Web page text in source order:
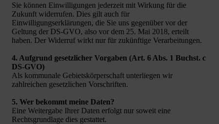
Sie können Einwilligungen jederzeit mit Wirkung für die
Zukunft widerrufen. Dies gilt auch für
Einwilligungserklärungen, die Sie uns gegenüber vor der
Geltung der DS-GVO, also vor dem 25. Mai 2018, erteilt
haben. Der Widerruf wirkt nur für zukünftige Verarbeitungen.
4. Aufgrund gesetzlicher Vorgaben (Art. 6 Abs. 1 Buchst. c
DS-GVO)
Als kommunale Gebietskörperschaft unterliegen wir
zahlreichen gesetzlichen Vorschriften.
5. Wer bekommt meine Daten?
Eine Weitergabe Ihrer Daten erfolgt nur soweit eine
Rechtsgrundlage dies gestattet.